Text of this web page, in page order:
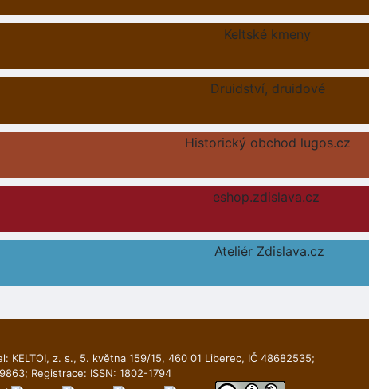
Keltské kmeny
Druidství, druidové
Historický obchod lugos.cz
eshop.zdislava.cz
Ateliér Zdislava.cz
KELTOI, z. s., 5. května 159/15, 460 01 Liberec, IČ 48682535;
Registrace: ISSN: 1802-1794